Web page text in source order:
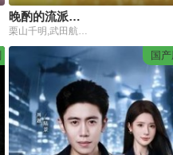
晚酌的流派第五季
栗山千明,武田航平,辻凪子,马场裕之,三宅康敏
国